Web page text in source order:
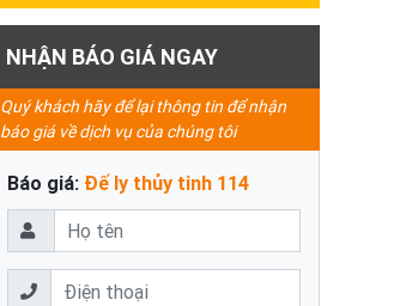
NHẬN BÁO GIÁ NGAY
Quý khách hãy để lại thông tin để nhận
báo giá về dịch vụ của chúng tôi
Báo giá: Đế ly thủy tinh 114